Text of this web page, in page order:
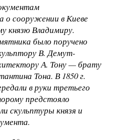
о сооружении в Киеве
князю Владимиру.
было поручено
В. Демут-
А. Тону — брату
Тона. В 1850 г.
в руки третьего
предстояло
скульптуры князя и